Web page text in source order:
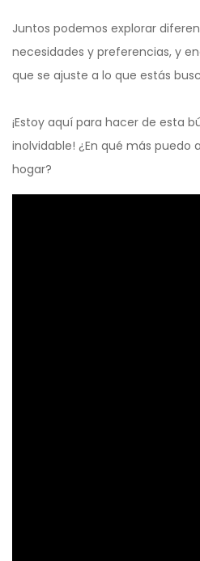
Juntos podemos explorar
necesidades y preferencias, y
que se ajuste a lo que estás
¡Estoy aquí para hacer de esta
inolvidable! ¿En qué más puedo
hogar?